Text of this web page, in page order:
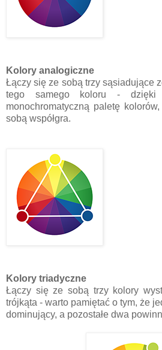
Kolory analogiczne
Łączy się ze sobą trzy sąsiadujące
tego samego koloru - dzięki
monochromatyczną paletę
sobą współgra.
Kolory triadyczne
Łączy się ze sobą trzy kolory
trójkąta - warto pamiętać o tym, że
dominujący, a pozostałe dwa